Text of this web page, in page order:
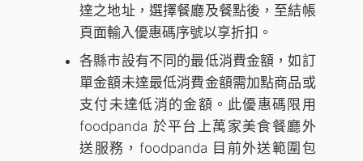
達之地址，選擇餐廳及餐點後，至結帳
頁面輸入優惠碼序號以享折扣。
各縣市設有不同的最低消費金額，如訂
單金額未達最低消費金額需加點商品或
支付未達低消的金額。此優惠碼限用
foodpanda 於平台上萬家美食餐廳外
送服務，foodpanda 目前外送範圍包